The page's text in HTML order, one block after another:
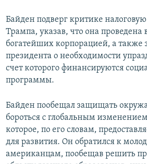
Байден подверг критике
Трампа, указав, что она проведена
богатейших корпорацией, а также
президента о необходимости
счет которого финансируются
программы.
Байден пообещал защищать
бороться с глобальным
которое, по его словам,
для развития. Он обратился к
американцам, пообещав решить